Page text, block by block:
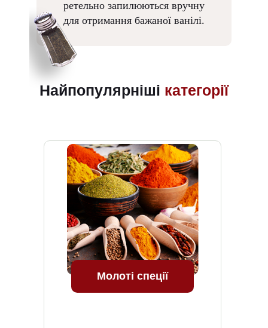
ретельно запилюються вручну
для отримання бажаної ванілі.
Найпопулярніші категорії
Молоті спеції